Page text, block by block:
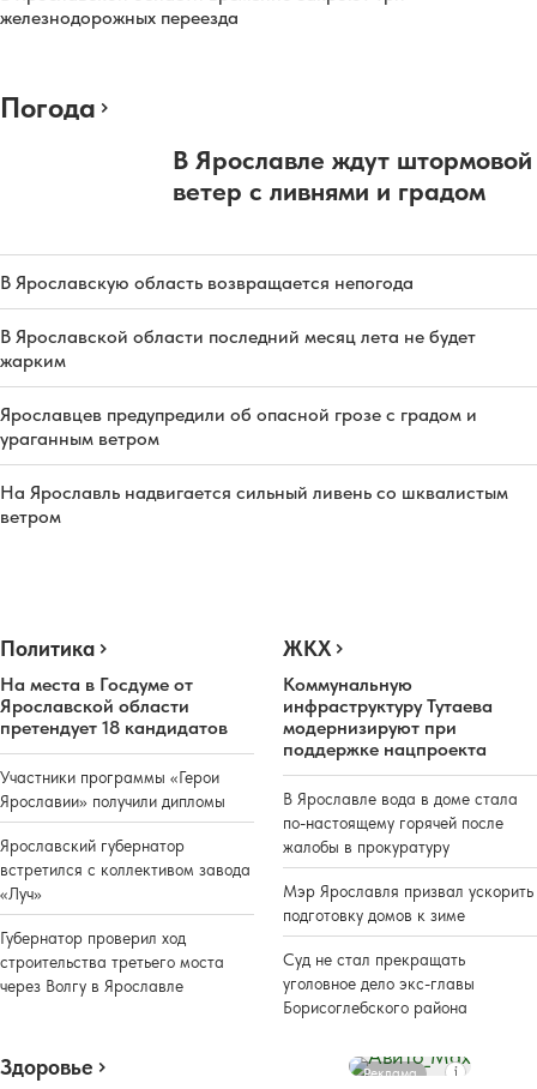
железнодорожных переезда
Погода
В Ярославле ждут штормовой
ветер с ливнями и градом
В Ярославскую область возвращается непогода
В Ярославской области последний месяц лета не будет
жарким
Ярославцев предупредили об опасной грозе с градом и
ураганным ветром
На Ярославль надвигается сильный ливень со шквалистым
ветром
Политика
На места в Госдуме от
Ярославской области
претендует 18 кандидатов
Участники программы «Герои
Ярославии» получили дипломы
Ярославский губернатор
встретился с коллективом завода
«Луч»
Губернатор проверил ход
строительства третьего моста
через Волгу в Ярославле
ЖКХ
Коммунальную
инфраструктуру Тутаева
модернизируют при
поддержке нацпроекта
В Ярославле вода в доме стала
по-настоящему горячей после
жалобы в прокуратуру
Мэр Ярославля призвал ускорить
подготовку домов к зиме
Суд не стал прекращать
уголовное дело экс-главы
Борисоглебского района
Здоровье Реклама